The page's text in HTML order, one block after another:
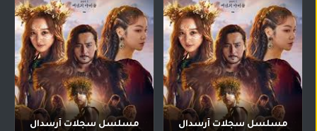
مسلسل سجلات آرسدال
مسلسل سجلات آرسدال